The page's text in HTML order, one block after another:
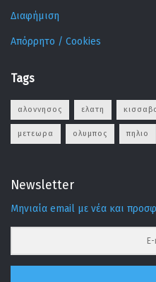
Διαφήμιση
Απόρρητο / Cookies
Tags
αλοννησος ελατη
μετεωρα ολυμπος πηλιο
Newsletter
Μηνιαία email με νέα και